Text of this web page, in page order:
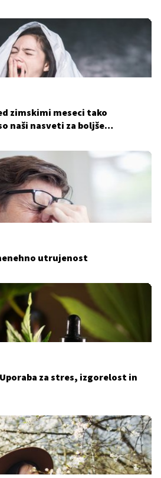
zimskimi meseci tako
naši nasveti za boljše
utrujenost
za stres, izgorelost in